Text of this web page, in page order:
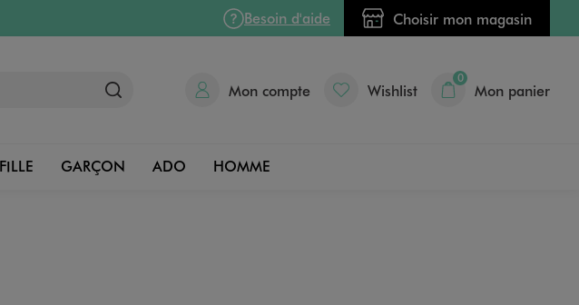
Besoin d'aide Choisir mon magasin
Mon compte Wishlist
0
Mon panier
FILLE GARÇON ADO HOMME